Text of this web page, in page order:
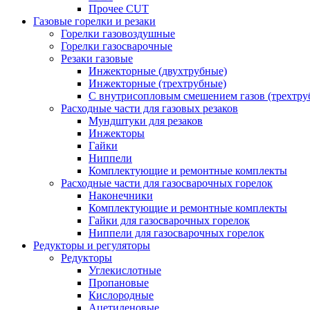
Прочее CUT
Газовые горелки и резаки
Горелки газовоздушные
Горелки газосварочные
Резаки газовые
Инжекторные (двухтрубные)
Инжекторные (трехтрубные)
С внутрисопловым смешением газов
Расходные части для газовых резаков
Мундштуки для резаков
Инжекторы
Гайки
Ниппели
Комплектующие и ремонтные комплекты
Расходные части для газосварочных горелок
Наконечники
Комплектующие и ремонтные комплекты
Гайки для газосварочных горелок
Ниппели для газосварочных горелок
Редукторы и регуляторы
Редукторы
Углекислотные
Пропановые
Кислородные
Ацетиленовые